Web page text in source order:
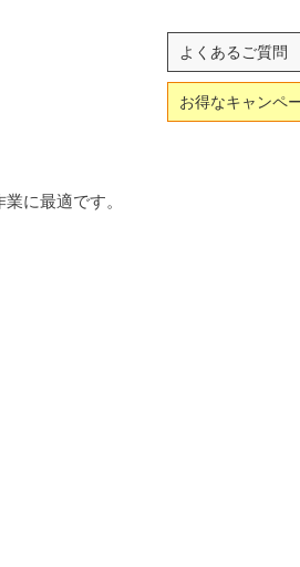
よくあるご質問
お得なキャンペ
に最適です。